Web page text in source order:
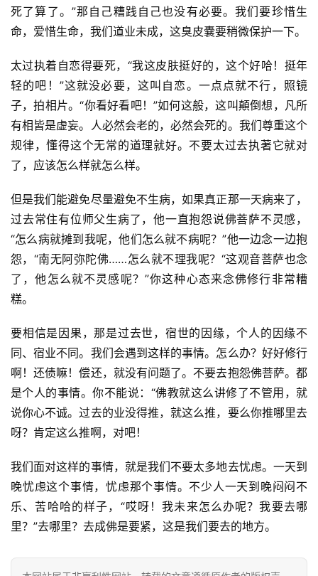
资
讯
八
僧
音
高
僧
访
心
乐
菩
提
专
公
益
慈
死了算了。”那自己糟践自己也没有必要。我们要珍惜生
命，爱惜生命，我们道业未成，这臭皮嚢要稍微保护一下。
太过执着自恋得要死，“我这皮肤挺好的，这个好哈！挺年
轻的吧！”这就没必要，这叫自恋。一点点就不行，照镜
子，拍相片。“你看好看吧！”如何这般，这叫顛倒想，凡所
有相皆是虚妄。人必然会老的，必然会死的。我们尊重这个
规律，懂得这个无常的道理就好。不要太过去执著它就对
了，应该怎么样就怎么样。
但是我们能避免尽量避免不生病，如果真正那一天病来了，
过去常住有位师父生病了，他一直抱怨说佛菩萨不灵感，
“怎么病就摊到我呢，他们怎么就不病呢？”他一边念一边抱
怨，“南无阿弥陀佛……怎么就不理我呢？“这观音菩萨也念
了，他怎么就不灵感呢？”你这种心态来念佛修行非常糟
糕。
要相信是因果，那是过去世，宿世的因缘，个人的因缘不
同、宿业不同。我们会遇到这样的事情。怎么办？好好修行
啊！还债嘛！偿还，就没有问题了。不要去抱怨佛菩萨。都
是个人的事情。你不能说：“佛教就这么讲修了不管用，就
说你心不诚。过去的业没得推，就这么推，要么你推哪里去
呀？肯定这么推啊，对吧！
我们面对这样的事情，就是我们不要太多地去忧虑。一天到
晚忧虑这个事情，忧虑那个事情。不少人一天到晚闷闷不
乐、苦哈哈的样子，“哎呀！我未来怎么办呢？我要去哪
里？”去哪里？去成佛是要紧，这是我们要去的地方。